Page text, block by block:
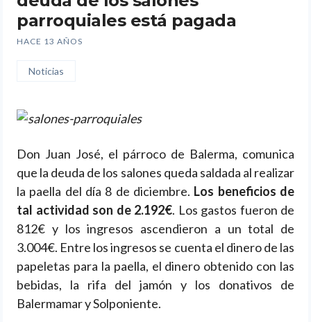
parroquiales está pagada
HACE 13 AÑOS
Noticias
Don Juan José, el párroco de Balerma, comunica
que la deuda de los salones queda saldada al realizar
la paella del día 8 de diciembre. Los beneficios de
tal actividad son de 2.192€. Los gastos fueron de
812€ y los ingresos ascendieron a un total de
3.004€. Entre los ingresos se cuenta el dinero de las
papeletas para la paella, el dinero obtenido con las
bebidas, la rifa del jamón y los donativos de
Balermamar y Solponiente.